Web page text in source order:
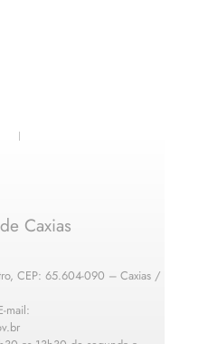
Caxias
CEP: 65.604-090 – Caxias /
mail: